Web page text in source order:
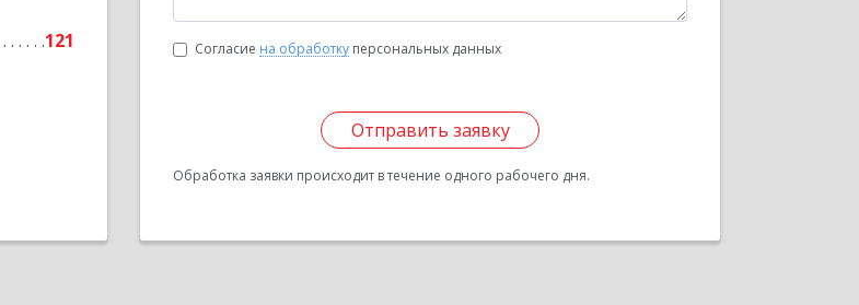
121 Согласие на обработку персональных данных
Отправить заявку
Обработка заявки происходит в течение одного рабочего дня.